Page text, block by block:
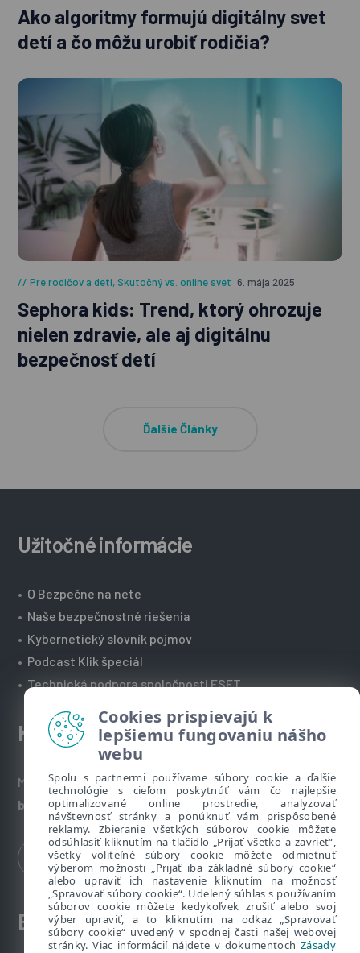
Ako algoritmy formujú digitálny svet
detí a čo môžu urobiť rodičia?
Pre rodičov a deti,Skutočný vs. online svet 6. mája 2025
Sephora kids: Trend, ktorý ohrozuje
nielen zdravie, ale aj digitálnu
bezpečnosť detí
Ďalšie Články
Užitočné informácie
• O Bezpečne na nete
• Naše bezpečnostné riešenia
• Kybernetický slovník pojmov
• Podcast Klik špeciál
• Technická podpora spoločnosti ESET
Kontakt
Máte nezodpovedané otázky? Napíšte nám:
bezpecnenanete@eset.sk
ESET zákaznícka zóna
Cookies prispievajú k
lepšiemu fungovaniu nášho
webu
Spolu s partnermi používame súbory cookie a ďalšie
technológie s cieľom poskytnúť vám čo najlepšie
optimalizované online prostredie, analyzovať
návštevnosť stránky a ponúknuť vám prispôsobené
reklamy. Zbieranie všetkých súborov cookie môžete
odsúhlasiť kliknutím na tlačidlo „Prijať všetko a zavrieť“,
všetky voliteľné súbory cookie môžete odmietnuť
výberom možnosti „Prijať iba základné súbory cookie“
alebo upraviť ich nastavenie kliknutím na možnosť
„Spravovať súbory cookie“. Udelený súhlas s používaním
súborov cookie môžete kedykoľvek zrušiť alebo svoj
výber upraviť, a to kliknutím na odkaz „Spravovať
súbory cookie“ uvedený v spodnej časti našej webovej
stránky. Viac informácií nájdete v dokumentoch Zásady